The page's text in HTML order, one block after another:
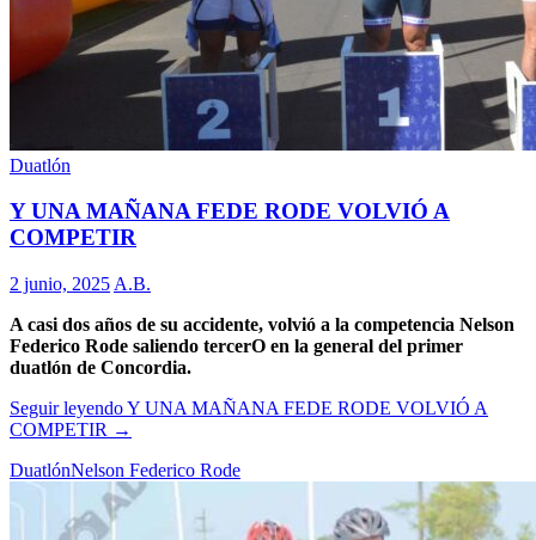
Duatlón
Y UNA MAÑANA FEDE RODE VOLVIÓ A
COMPETIR
2 junio, 2025 A.B.
A casi dos años de su accidente, volvió a la competencia Nelson
Federico Rode saliendo tercerO en la general del primer
duatlón de Concordia.
Seguir leyendoY UNA MAÑANA FEDE RODE VOLVIÓ A
COMPETIR →
DuatlónNelson Federico Rode